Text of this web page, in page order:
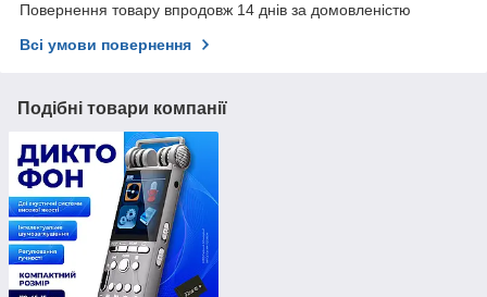
Повернення товару впродовж 14 днів за домовленістю
Всі умови повернення
Подібні товари компанії